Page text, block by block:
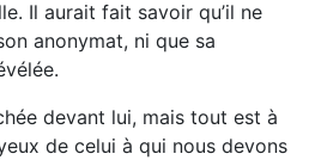
Il aurait fait savoir qu’il ne
anonymat, ni que sa
devant lui, mais tout est à
de celui à qui nous devons